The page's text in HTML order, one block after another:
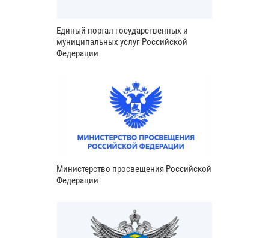
Единый портал государственных и
муниципальных услуг Российской
Федерации
Министерство просвещения Российской
Федерации